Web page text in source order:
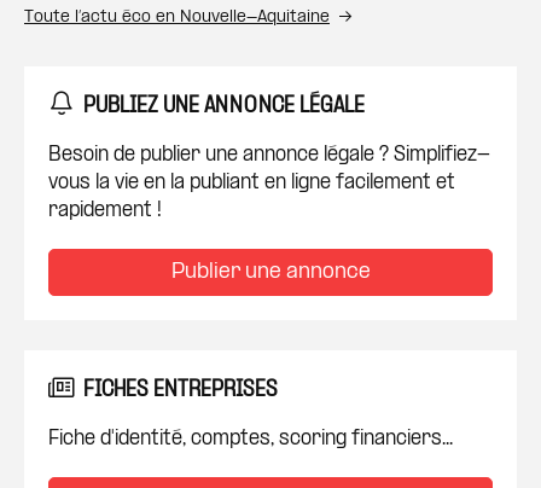
Toute l’actu éco en Nouvelle-Aquitaine
PUBLIEZ UNE ANNONCE LÉGALE
Besoin de publier une annonce légale ? Simplifiez-
vous la vie en la publiant en ligne facilement et
rapidement !
Publier une annonce
FICHES ENTREPRISES
Fiche d'identité, comptes, scoring financiers...